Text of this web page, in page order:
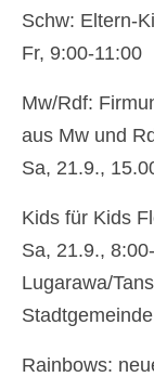
Schw: Eltern-
Fr, 9:00-11:00
Mw/Rdf:
aus Mw und
Sa, 21.9.,
Kids für Kids
Sa, 21.9.,
Lugarawa/
Stadtgemeinde
Rainbows: